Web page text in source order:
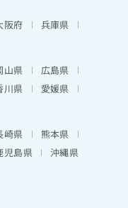
阪府
兵庫県
山県
広島県
川県
愛媛県
崎県
熊本県
児島県 沖縄県